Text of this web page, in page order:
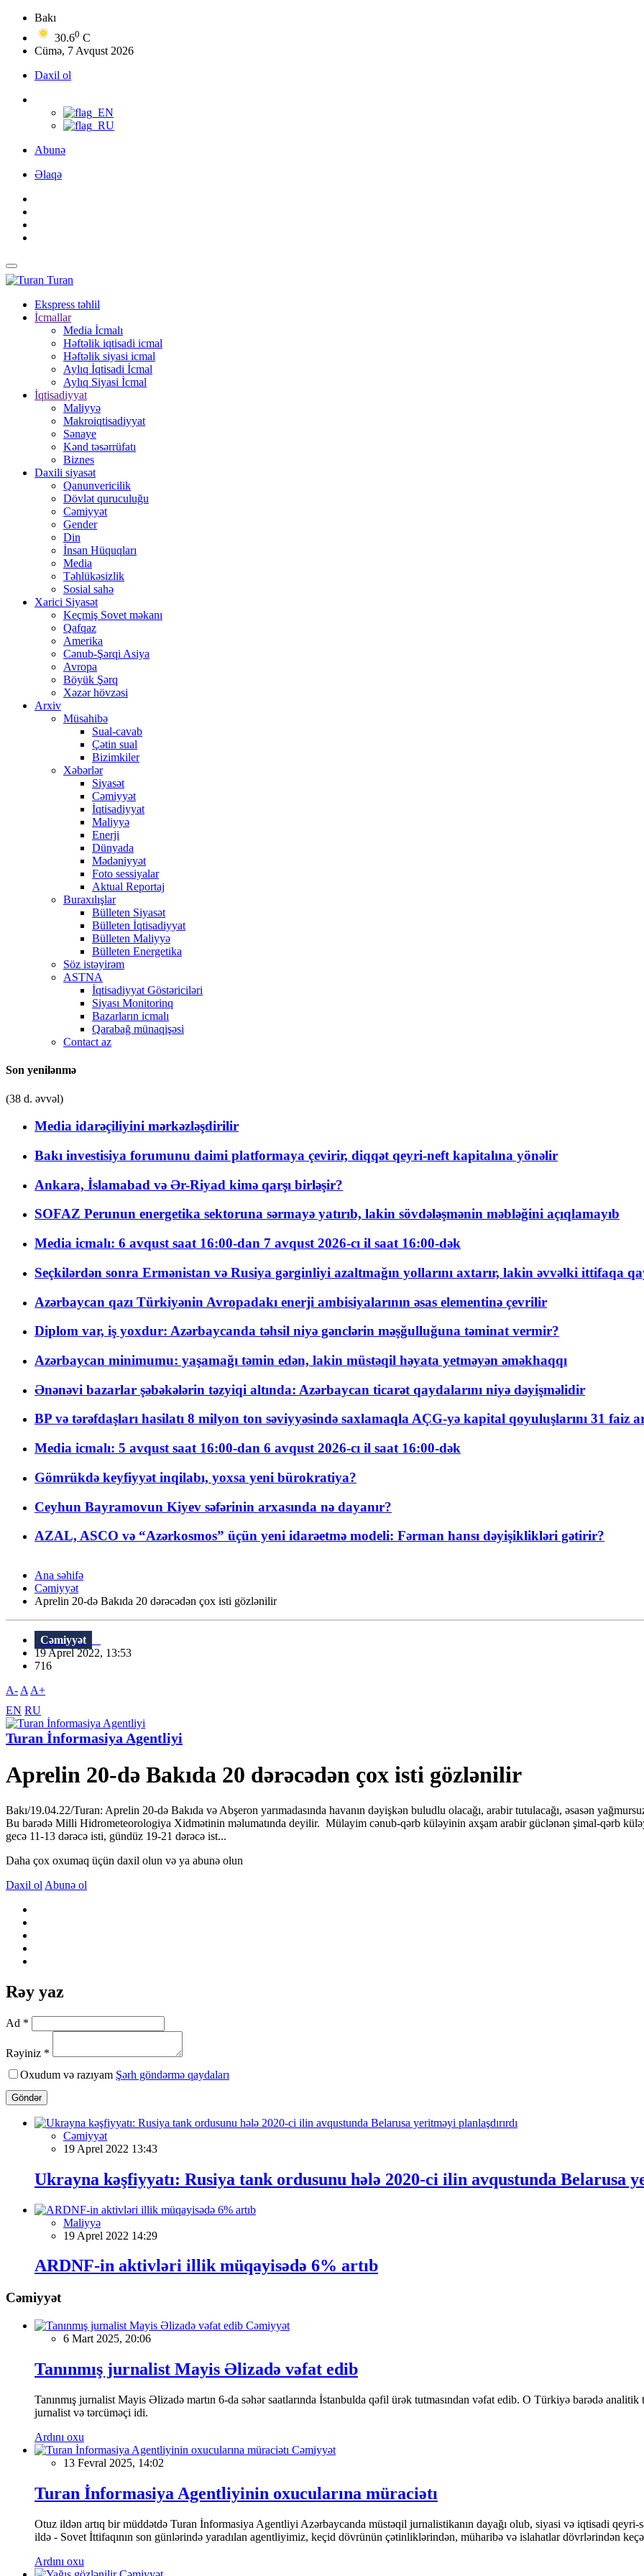
Bakı
30.60 C
Cümə, 7 Avqust 2026
Daxil ol
Abunə
Əlaqə
Turan
Ekspress təhlil
İcmallar
Media İcmalı
Həftəlik iqtisadi icmal
Həftəlik siyasi icmal
Aylıq İqtisadi İcmal
Aylıq Siyasi İcmal
İqtisadiyyat
Maliyyə
Makroiqtisadiyyat
Sənaye
Kənd təsərrüfatı
Biznes
Daxili siyasət
Qanunvericilik
Dövlət quruculuğu
Cəmiyyət
Gender
Din
İnsan Hüquqları
Media
Təhlükəsizlik
Sosial sahə
Xarici Siyasət
Keçmiş Sovet məkanı
Qafqaz
Amerika
Cənub-Şərqi Asiya
Avropa
Böyük Şərq
Xəzər hövzəsi
Arxiv
Müsahibə
Sual-cavab
Çətin sual
Bizimkiler
Xəbərlər
Siyasət
Cəmiyyət
İqtisadiyyat
Maliyyə
Enerji
Dünyada
Mədəniyyət
Foto sessiyalar
Aktual Reportaj
Buraxılışlar
Bülleten Siyasət
Bülleten İqtisadiyyat
Bülleten Maliyyə
Bülleten Energetika
Söz istəyirəm
ASTNA
İqtisadiyyat Göstəriciləri
Siyası Monitorinq
Bazarların icmalı
Qarabağ münaqişəsi
Contact az
Son yenilənmə
(38 d. əvvəl)
Media idarəçiliyini mərkəzləşdirilir
Bakı investisiya forumunu daimi platformaya çevirir, diqqət qeyri-neft kapitalına yönəlir
Ankara, İslamabad və Ər-Riyad kimə qarşı birləşir?
SOFAZ Perunun energetika sektoruna sərmayə yatırıb, lakin sövdələşmənin məbləğini açıqlamayıb
Media icmalı: 6 avqust saat 16:00-dan 7 avqust 2026-cı il saat 16:00-dək
Seçkilərdən sonra Ermənistan və Rusiya gərginliyi azaltmağın yollarını axtarır, lakin əvvəlki ittifaqa
Azərbaycan qazı Türkiyənin Avropadakı enerji ambisiyalarının əsas elementinə çevrilir
Diplom var, iş yoxdur: Azərbaycanda təhsil niyə gənclərin məşğulluğuna təminat vermir?
Azərbaycan minimumu: yaşamağı təmin edən, lakin müstəqil həyata yetməyən əməkhaqqı
Ənənəvi bazarlar şəbəkələrin təzyiqi altında: Azərbaycan ticarət qaydalarını niyə dəyişməlidir
BP və tərəfdaşları hasilatı 8 milyon ton səviyyəsində saxlamaqla AÇG-yə kapital qoyuluşlarını 31 faiz
Media icmalı: 5 avqust saat 16:00-dan 6 avqust 2026-cı il saat 16:00-dək
Gömrükdə keyfiyyət inqilabı, yoxsa yeni bürokratiya?
Ceyhun Bayramovun Kiyev səfərinin arxasında nə dayanır?
AZAL, ASCO və “Azərkosmos” üçün yeni idarəetmə modeli: Fərman hansı dəyişiklikləri gətirir?
Ana səhifə
Cəmiyyət
Aprelin 20-də Bakıda 20 dərəcədən çox isti gözlənilir
Cəmiyyət
19 Aprel 2022, 13:53
716
A- A A+
EN RU
Turan İnformasiya Agentliyi
Aprelin 20-də Bakıda 20 dərəcədən çox isti gözlənilir
Bakı/19.04.22/Turan: Aprelin 20-də Bakıda və Abşeron yarımadasında havanın dəyişkən buludlu olacağı, arabir tutulacağı, əsasən
Bu barədə Milli Hidrometeorologiya Xidmətinin məlumatında deyilir. Mülayim cənub-qərb küləyinin axşam arabir güclənən şimal-qərb
gecə 11-13 dərəcə isti, gündüz 19-21 dərəcə ist...
Daha çox oxumaq üçün daxil olun və ya abunə olun
Daxil ol Abunə ol
Rəy yaz
Ad *
Rəyiniz *
Oxudum və razıyam Şərh göndərmə qaydaları
Göndər
Cəmiyyət
19 Aprel 2022 13:43
Ukrayna kəşfiyyatı: Rusiya tank ordusunu hələ 2020-ci ilin avqustunda Belarusa
Maliyyə
19 Aprel 2022 14:29
ARDNF-in aktivləri illik müqayisədə 6% artıb
Cəmiyyət
Cəmiyyət
6 Mart 2025, 20:06
Tanınmış jurnalist Mayis Əlizadə vəfat edib
Tanınmış jurnalist Mayis Əlizadə martın 6-da səhər saatlarında İstanbulda qəfil ürək tutmasından vəfat edib. O Türkiyə barədə
jurnalist və tərcüməçi idi.
Ardını oxu
Cəmiyyət
13 Fevral 2025, 14:02
Turan İnformasiya Agentliyinin oxucularına müraciətı
Otuz ildən artıq bir müddətdə Turan İnformasiya Agentliyi Azərbaycanda müstəqil jurnalistikanın dayağı olub, siyasi və iqtisadi
ildə - Sovet İttifaqının son günlərində yaradılan agentliyimiz, keçid dövrünün çətinliklərindən, müharibə və islahatlar dövrlərindən
Ardını oxu